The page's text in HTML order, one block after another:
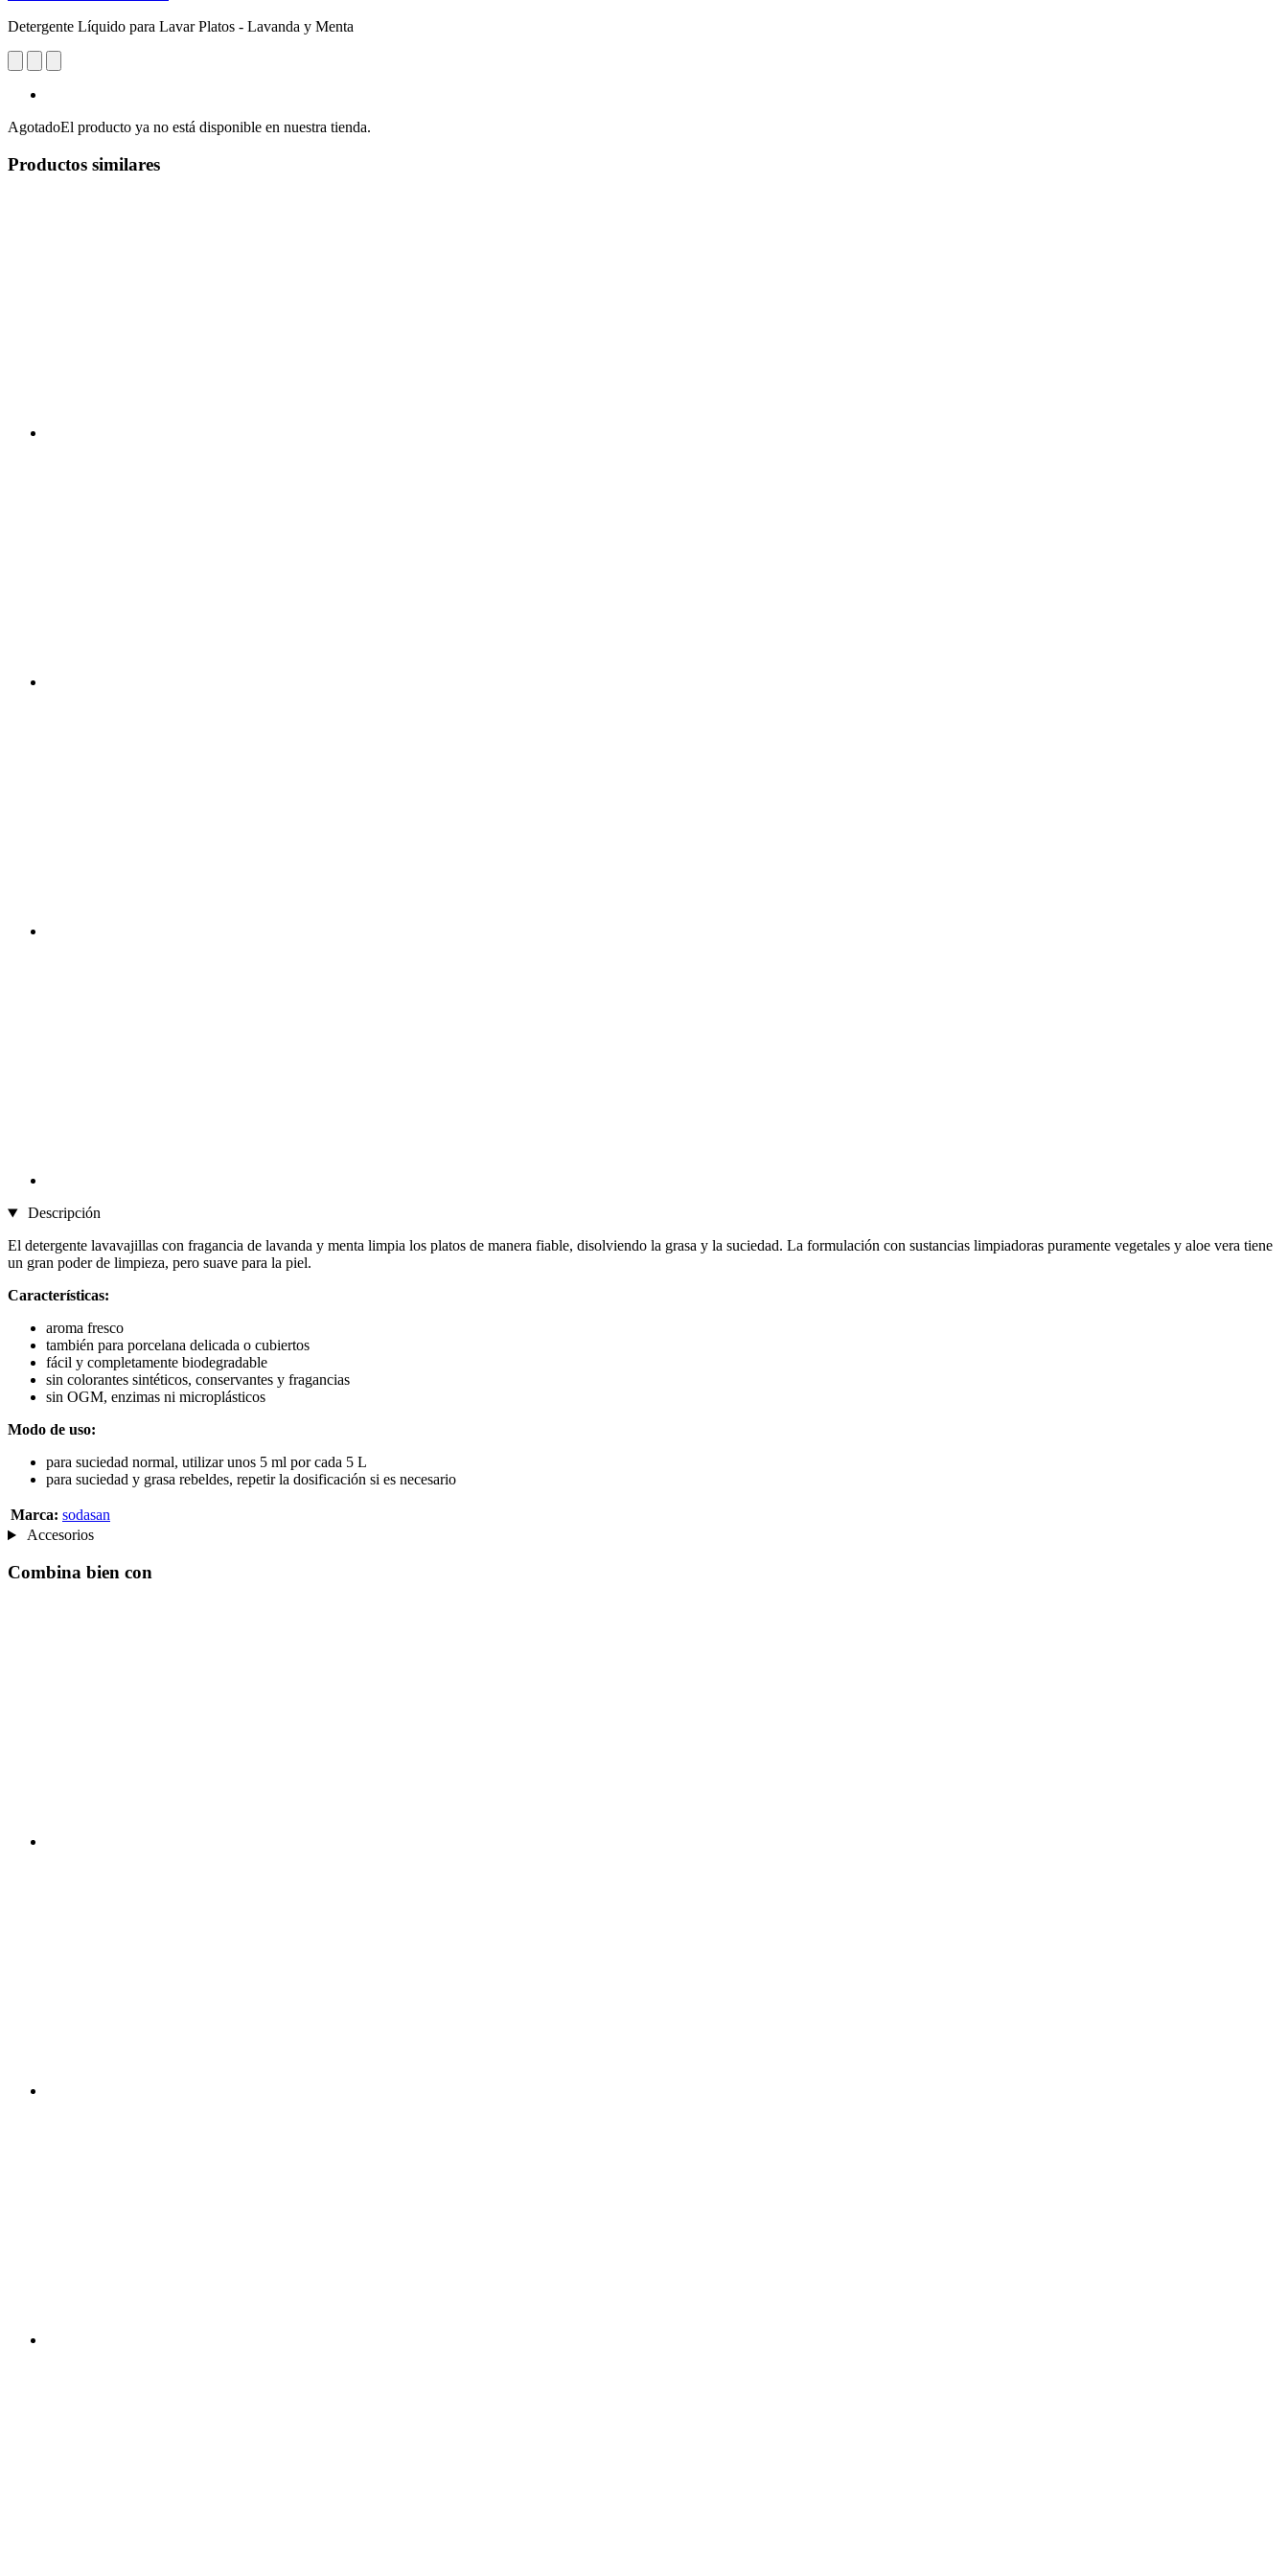
Detergente Líquido para Lavar Platos - Lavanda y Menta
AgotadoEl producto ya no está disponible en nuestra tienda.
Productos similares
Descripción
El detergente lavavajillas con fragancia de lavanda y menta limpia los platos de manera fiable, disolviendo la grasa y la suciedad. La formulación con sustancias limpiadoras puramente vegetales y aloe vera tiene
un gran poder de limpieza, pero suave para la piel.
Características:
aroma fresco
también para porcelana delicada o cubiertos
fácil y completamente biodegradable
sin colorantes sintéticos, conservantes y fragancias
sin OGM, enzimas ni microplásticos
Modo de uso:
para suciedad normal, utilizar unos 5 ml por cada 5 L
para suciedad y grasa rebeldes, repetir la dosificación si es necesario
Marca: sodasan
Accesorios
Combina bien con